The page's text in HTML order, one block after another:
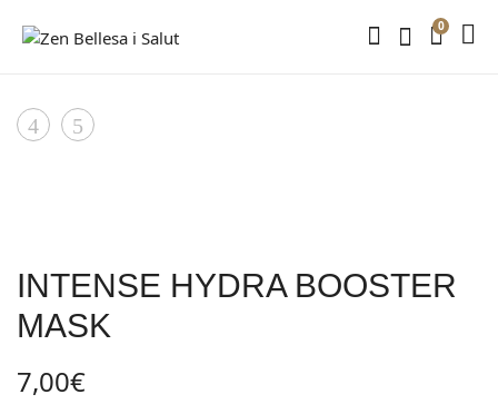
0
Product
PRO-PEELING
INTENSE HYDRA BOOSTER
MASK
7,00€